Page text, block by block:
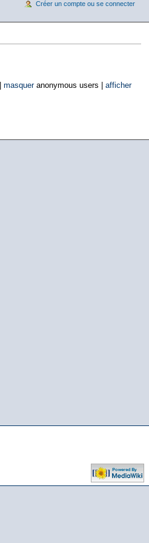
masqueranonymous users | afficher
Créer un compte ou se connecter